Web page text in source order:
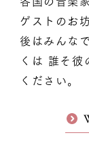
ゲストのお
後はみんな
くは 誰そ彼
ください。